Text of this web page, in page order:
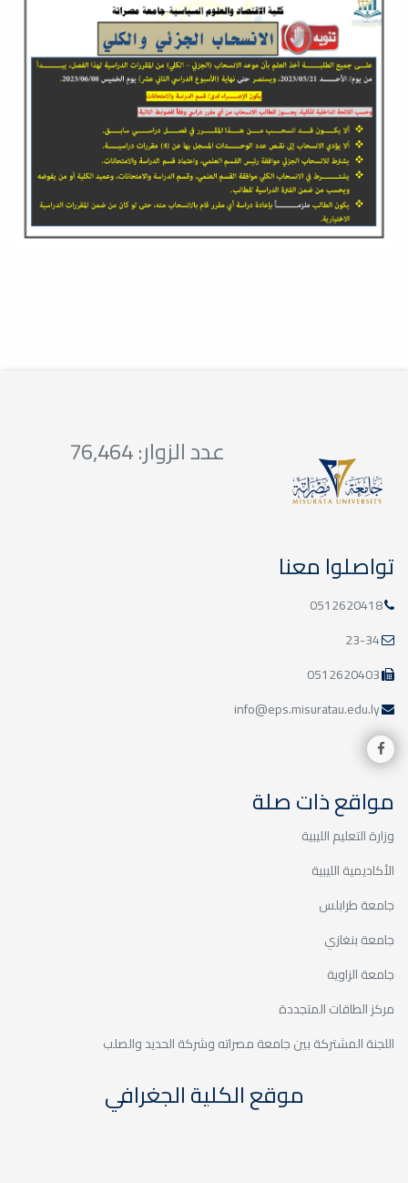
20
يونيو
الإمتحانات النهائية-
البكالوريوس/الأسبوع الأول
22 التقويم الأكاديمي -
يناير بكالوريوس/الأسبوع الثاني
27
ديسمبر
20
ديسمبر
المؤتمر الأكاديمي - الدورة
السابعة 2025
20
ديسمبر
عدد الزوار: 76,464
تواصلوا معنا
0512620418
23-34
0512620403
info@eps.misuratau.edu.ly
مواقع ذات صلة
وزارة التعليم الليبية
الأكاديمية الليبية
جامعة طرابلس
جامعة بنغازي
جامعة الزاوية
مركز الطاقات المتجددة
اللجنة المشتركة بين جامعة مصراته وشركة الحديد والصلب
موقع الكلية الجغرافي